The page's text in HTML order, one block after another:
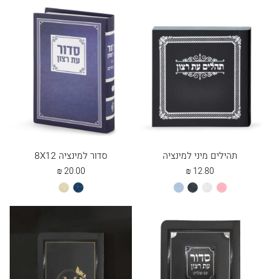
תהילים מיני למינציה
12.80
₪
ורוד
לבן שחור תכלת
סדור למינציה 8X12
20.00
₪
כחול שמנת